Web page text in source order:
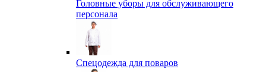
Головные уборы для обслуживающего
персонала
Спецодежда для поваров